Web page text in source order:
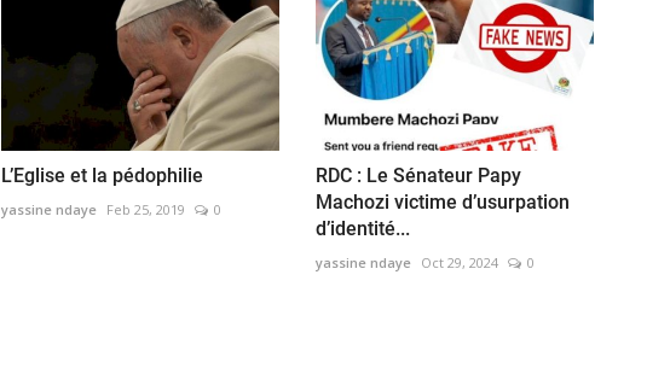
L’Eglise et la pédophilie
yassine ndaye Feb 25, 2019 0
RDC : Le Sénateur Papy
Machozi victime d’usurpation
d’identité...
yassine ndaye Oct 29, 2024 0